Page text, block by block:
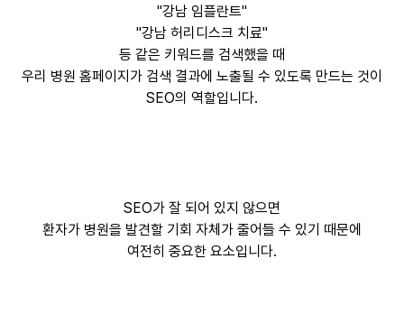
"강남 임플란트"
"강남 허리디스크 치료"
등 같은 키워드를 검색했을 때
우리 병원 홈페이지가 검색 결과에 노출될 수 있도록 만드는 것이
SEO의 역할입니다.
SEO가 잘 되어 있지 않으면
환자가 병원을 발견할 기회 자체가 줄어들 수 있기 때문에
여전히 중요한 요소입니다.